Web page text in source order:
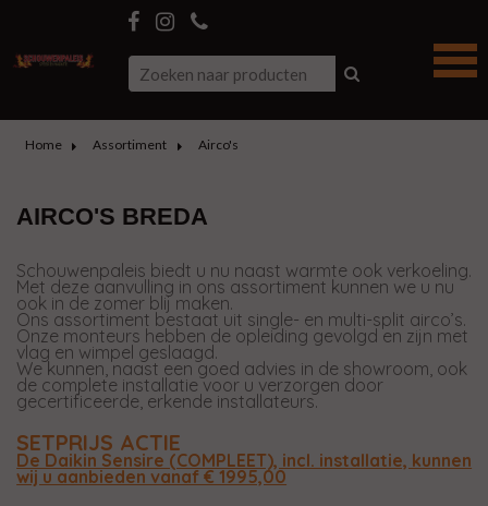
Home Assortiment Airco's
AIRCO'S BREDA
Schouwenpaleis biedt u nu naast warmte ook verkoeling.
Met deze aanvulling in ons assortiment kunnen we u nu
ook in de zomer blij maken.
Ons assortiment bestaat uit single- en multi-split airco’s.
Onze monteurs hebben de opleiding gevolgd en zijn met
vlag en wimpel geslaagd.
We kunnen, naast een goed advies in de showroom, ook
de complete installatie voor u verzorgen door
gecertificeerde, erkende installateurs.
SETPRIJS ACTIE
De Daikin Sensire (COMPLEET), incl. installatie, kunnen
wij u aanbieden vanaf € 1995,00